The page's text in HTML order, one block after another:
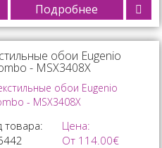
Подробнее
обои Eugenio
- MSX3408X
товара:
Цена:
От 114.00€